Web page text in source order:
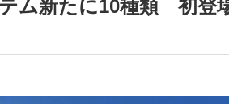
ム新たに10種類 初登